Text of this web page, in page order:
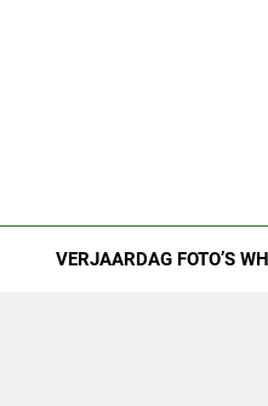
VERJAARDAG FOTO’S